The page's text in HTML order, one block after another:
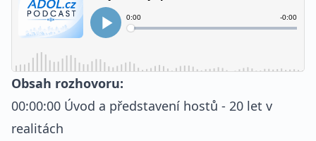
Obsah rozhovoru:
00:00:00 Úvod a představení hostů - 20 let v
realitách